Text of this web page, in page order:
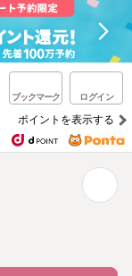
ブックマーク ログイン
ポイントを表示する